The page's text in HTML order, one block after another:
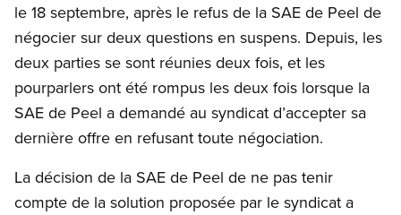
le 18 septembre, après le refus de la SAE de Peel de
négocier sur deux questions en suspens. Depuis, les
deux parties se sont réunies deux fois, et les
pourparlers ont été rompus les deux fois lorsque la
SAE de Peel a demandé au syndicat d’accepter sa
dernière offre en refusant toute négociation.
La décision de la SAE de Peel de ne pas tenir
compte de la solution proposée par le syndicat a